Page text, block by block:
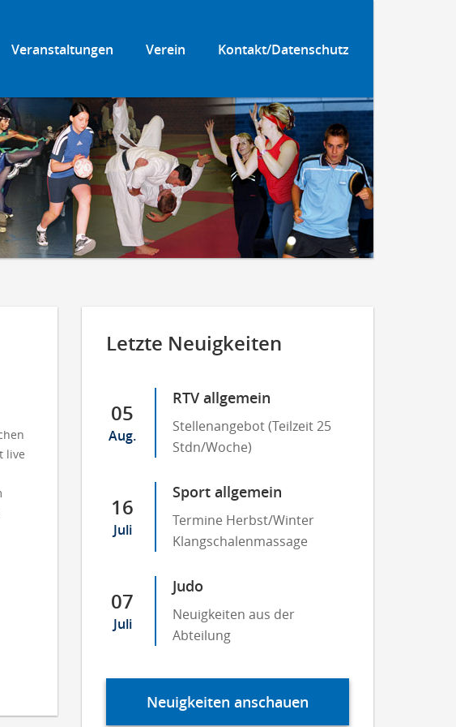
Kontakt/Datenschutz
Verein
Veranstaltungen
live
Letzte Neuigkeiten
05
Aug.
RTV allgemein
Stellenangebot (Teilzeit 25
Stdn/Woche)
16
Juli
Sport allgemein
Termine Herbst/Winter
Klangschalenmassage
07
Juli
Judo
Neuigkeiten aus der
Abteilung
Neuigkeiten anschauen